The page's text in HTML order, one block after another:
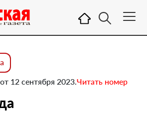
12 сентября 2023.Читать номер